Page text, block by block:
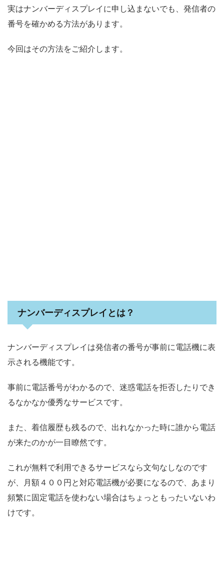
実はナンバーディスプレイに申し込まないでも、発信者の
番号を確かめる方法があります。
今回はその方法をご紹介します。
ナンバーディスプレイとは？
ナンバーディスプレイは発信者の番号が事前に電話機に表
示される機能です。
事前に電話番号がわかるので、迷惑電話を拒否したりでき
るなかなか優秀なサービスです。
また、着信履歴も残るので、出れなかった時に誰から電話
が来たのかが一目瞭然です。
これが無料で利用できるサービスなら文句なしなのです
が、月額４００円と対応電話機が必要になるので、あまり
頻繁に固定電話を使わない場合はちょっともったいないわ
けです。